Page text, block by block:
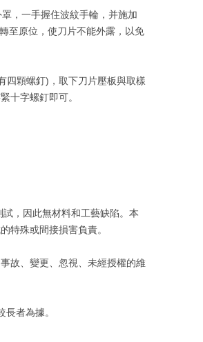
，一手握住波紋手輪，并施加
至原位，使刀片不能外露，以免
四顆螺釘)，取下刀片壓板與取樣
十字螺釘即可。
，因此無材料和工藝缺陷。本
的特殊或間接損害負責。
故、變更、忽視、未經授權的維
長者為據。